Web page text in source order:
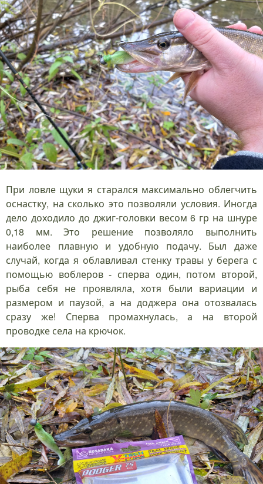
При ловле щуки я старался максимально облегчить
оснастку, на сколько это позволяли условия. Иногда
дело доходило до джиг-головки весом 6 гр на шнуре
0,18 мм. Это решение позволяло выполнить
наиболее плавную и удобную подачу. Был даже
случай, когда я облавливал стенку травы у берега с
помощью воблеров - сперва один, потом второй,
рыба себя не проявляла, хотя были вариации и
размером и паузой, а на доджера она отозвалась
сразу же! Сперва промахнулась, а на второй
проводке села на крючок.